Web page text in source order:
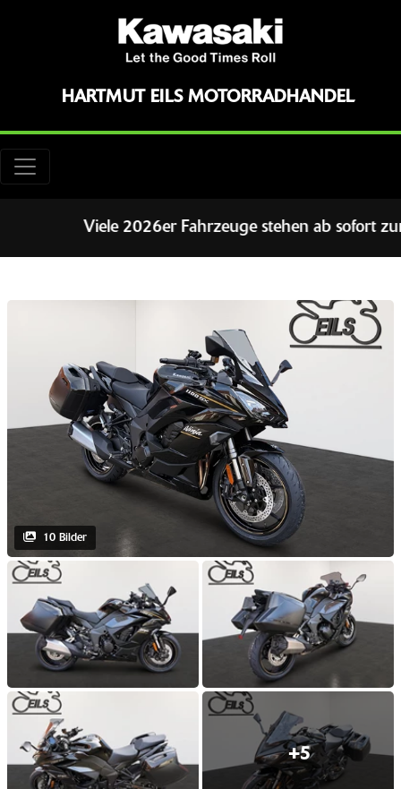
HARTMUT EILS MOTORRADHANDEL
Viele 2026er Fahrzeuge stehen ab sofort zur
10 Bilder
+5